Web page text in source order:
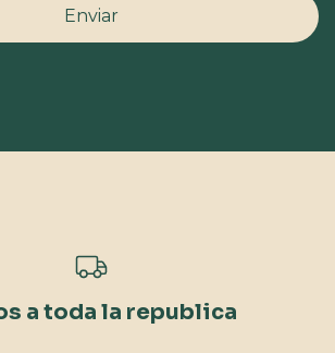
a toda la republica